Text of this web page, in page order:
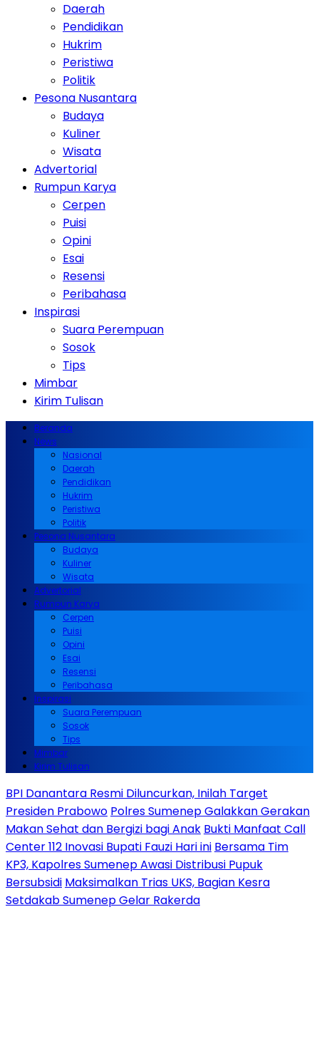
Daerah
Pendidikan
Hukrim
Peristiwa
Politik
Pesona Nusantara
Budaya
Kuliner
Wisata
Advertorial
Rumpun Karya
Cerpen
Puisi
Opini
Esai
Resensi
Peribahasa
Inspirasi
Suara Perempuan
Sosok
Tips
Mimbar
Kirim Tulisan
Beranda
News
Nasional
Daerah
Pendidikan
Hukrim
Peristiwa
Politik
Pesona Nusantara
Budaya
Kuliner
Wisata
Advertorial
Rumpun Karya
Cerpen
Puisi
Opini
Esai
Resensi
Peribahasa
Inspirasi
Suara Perempuan
Sosok
Tips
Mimbar
Kirim Tulisan
BPI Danantara Resmi Diluncurkan, Inilah Target
Presiden Prabowo Polres Sumenep Galakkan Gerakan
Makan Sehat dan Bergizi bagi Anak Bukti Manfaat Call
Center 112 Inovasi Bupati Fauzi Hari ini Bersama Tim
KP3, Kapolres Sumenep Awasi Distribusi Pupuk
Bersubsidi Maksimalkan Trias UKS, Bagian Kesra
Setdakab Sumenep Gelar Rakerda